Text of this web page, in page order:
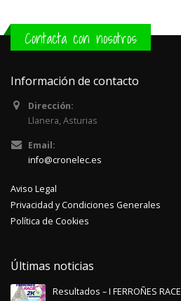
Contacta con nosotros
Información de contacto
Dirección:
Llanera, Asturias
Email:
info@cronelec.es
Aviso Legal
Privacidad y Condiciones Generales
Política de Cookies
Últimas noticias
Resultados – I FERROÑES RACE